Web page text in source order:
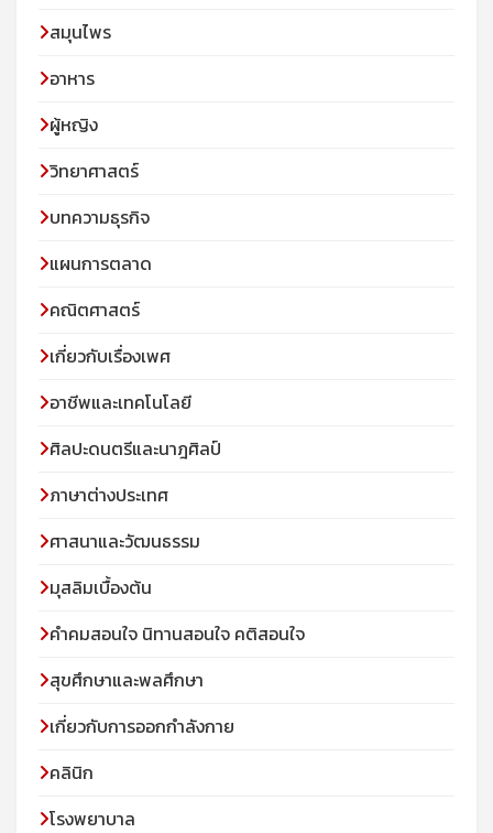
สมุนไพร
อาหาร
ผู้หญิง
วิทยาศาสตร์
บทความธุรกิจ
แผนการตลาด
คณิตศาสตร์
เกี่ยวกับเรื่องเพศ
อาชีพและเทคโนโลยี
ศิลปะดนตรีและนาฎศิลป์
ภาษาต่างประเทศ
ศาสนาและวัฒนธรรม
มุสลิมเบื้องต้น
คําคมสอนใจ นิทานสอนใจ คติสอนใจ
สุขศึกษาและพลศึกษา
เกี่ยวกับการออกกำลังกาย
คลินิก
โรงพยาบาล